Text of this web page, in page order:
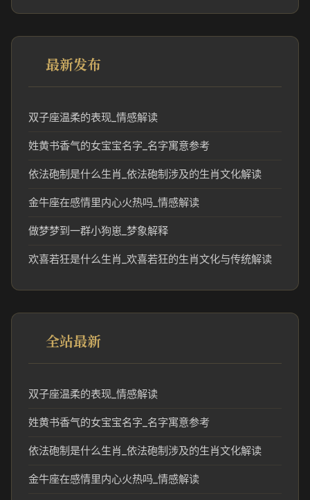
最新发布
双子座温柔的表现_情感解读
姓黄书香气的女宝宝名字_名字寓意参考
依法砲制是什么生肖_依法砲制涉及的生肖文化解读
金牛座在感情里内心火热吗_情感解读
做梦梦到一群小狗崽_梦象解释
欢喜若狂是什么生肖_欢喜若狂的生肖文化与传统解读
全站最新
双子座温柔的表现_情感解读
姓黄书香气的女宝宝名字_名字寓意参考
依法砲制是什么生肖_依法砲制涉及的生肖文化解读
金牛座在感情里内心火热吗_情感解读